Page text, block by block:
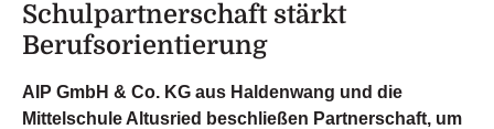
Schulpartnerschaft stärkt
Berufsorientierung
AIP GmbH & Co. KG aus Haldenwang und die
Mittelschule Altusried beschließen Partnerschaft, um